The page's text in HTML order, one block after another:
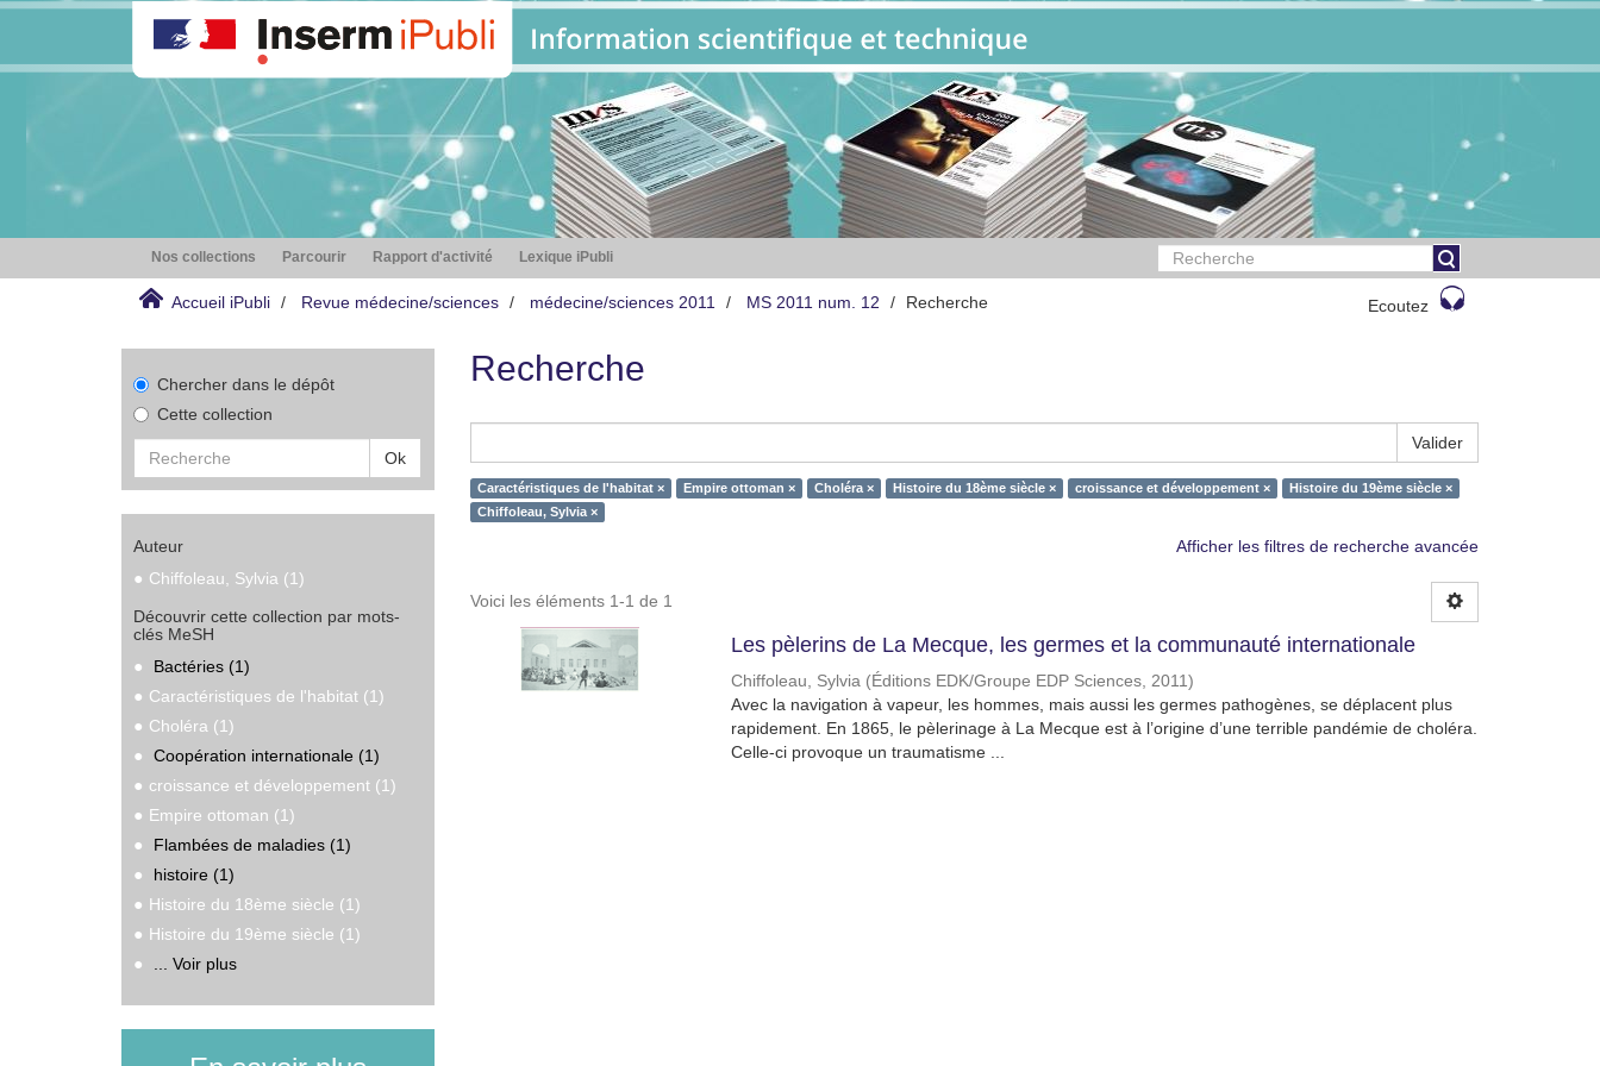
Nos collections Parcourir Rapport d'activité Lexique iPubli
Accueil iPubli Revue médecine/sciences médecine/sciences 2011 MS 2011 num. 12 Recherche Ecoutez
Chercher dans le dépôt
Cette collection
Ok
Auteur
Chiffoleau, Sylvia (1)
Découvrir cette collection par mots-
clés MeSH
Bactéries (1)
Caractéristiques de l'habitat (1)
Choléra (1)
Coopération internationale (1)
croissance et développement (1)
Empire ottoman (1)
Flambées de maladies (1)
histoire (1)
Histoire du 18ème siècle (1)
Histoire du 19ème siècle (1)
... Voir plus
Recherche
Valider
Caractéristiques de l'habitat × Empire ottoman × Choléra × Histoire du 18ème siècle × croissance et développement ×
Histoire du 19ème siècle ×
Chiffoleau, Sylvia ×
Afficher les filtres de recherche avancée
Voici les éléments 1-1 de 1
Les pèlerins de La Mecque, les germes et la communauté internationale
Chiffoleau, Sylvia (Éditions EDK/Groupe EDP Sciences, 2011)
Avec la navigation à vapeur, les hommes, mais aussi les germes pathogènes, se déplacent plus
rapidement. En 1865, le pèlerinage à La Mecque est à l’origine d’une terrible pandémie de choléra.
Celle-ci provoque un traumatisme ...